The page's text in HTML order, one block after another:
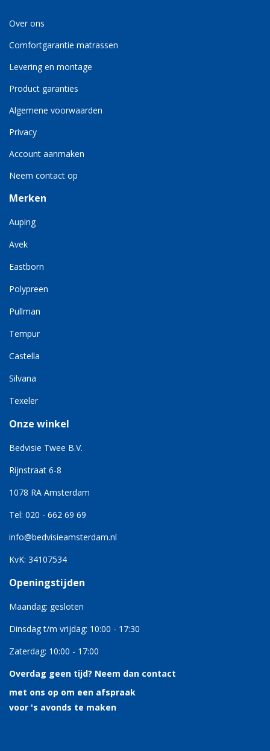
Over ons
Comfortgarantie matrassen
Levering en montage
Product garanties
Algemene voorwaarden
Privacy
Account aanmaken
Neem contact op
Merken
Auping
Avek
Eastborn
Polypreen
Pullman
Tempur
Castella
Silvana
Texeler
Onze winkel
Bedvisie Twee B.V.
Rijnstraat 6-8
1078 RA Amsterdam
Tel: 020 - 662 69 69
info@bedvisieamsterdam.nl
KvK: 34107534
Openingstijden
Maandag: gesloten
Dinsdag t/m vrijdag: 10:00 - 17:30
Zaterdag: 10:00 - 17:00
Overdag geen tijd? Neem dan contact
met ons op om een afspraak
voor 's avonds te maken